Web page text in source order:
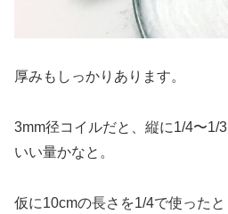
厚みもしっかりあります。
3mm径コイルだと、縦に1/4〜1/
いい量かなと。
仮に10cmの長さを1/4で使った